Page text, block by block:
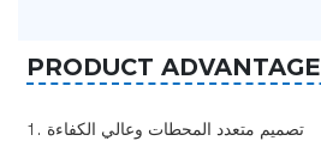
PRODUCT ADVANTAGE
1. تصميم متعدد المحطات وعالي الكفاءة